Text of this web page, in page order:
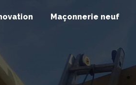
Maçonnerie neuf